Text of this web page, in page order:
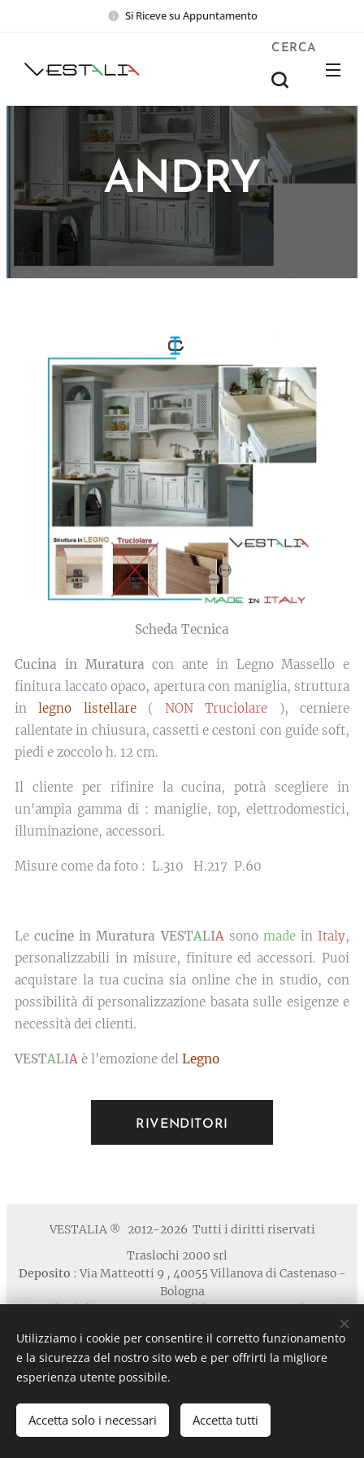
Si Riceve su Appuntamento
CERCA
ANDRY
Scheda Tecnica
Cucina in Muratura con ante in Legno Massello e
finitura laccato opaco, apertura con maniglia, struttura
inlegno listellare ( NON Truciolare ), cerniere
rallentate in chiusura, cassetti e cestoni con guide soft,
piedi e zoccolo h. 12 cm.
Il cliente per rifinire la cucina, potrà scegliere in
un'ampia gamma di : maniglie, top, elettrodomestici,
illuminazione, accessori.
Misure come da foto : L.310 H.217 P.60
Lecucine in Muratura VESTALIAsono madein Italy,
personalizzabili in misure, finiture ed accessori. Puoi
acquistare la tua cucina sia online che in studio, con
possibilità di personalizzazione basata sulle esigenze e
necessità dei clienti.
VESTALIA è l'emozione del Legno
RIVENDITORI
VESTALIA ®
2012-2026 Tutti i diritti riservati
Traslochi 2000 srl
Deposito : Via Matteotti 9 , 40055 Villanova di Castenaso -
Bologna
Studio / Show Room: via Calabria 1A , 40139 Bologna
@vestaliamobili.com
P.I./C.F. 03135881203 - REA: BO-494768 - I.R.I. di Bologna
n. 03135881203 in data 05/07/2011- Cap.Soc. € 30.000,00 I.V.
Privacy
Cookies
Lingue
Utilizziamo i cookie per consentire il corretto funzionamento
e la sicurezza del nostro sito web e per offrirti la migliore
esperienza utente possibile.
Accetta solo i necessari Accetta tutti